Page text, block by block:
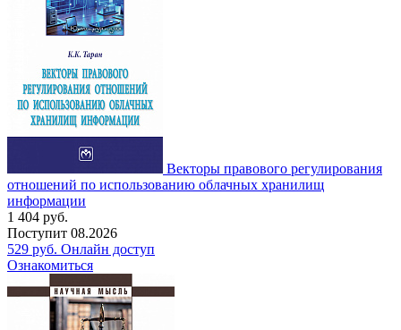
Векторы правового регулирования
отношений по использованию облачных хранилищ
информации
1 404 руб.
Поступит 08.2026
529 руб. Онлайн доступ
Ознакомиться